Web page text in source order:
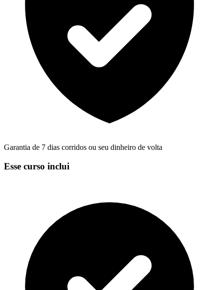
Garantia de 7 dias corridos ou seu dinheiro de volta
Esse curso inclui